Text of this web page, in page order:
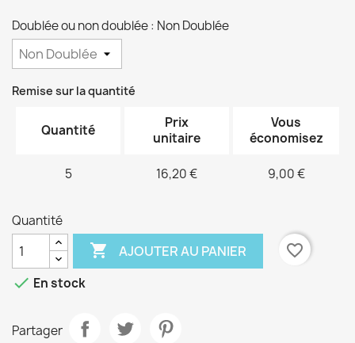
Doublée ou non doublée : Non Doublée
Remise sur la quantité
Quantité
Prix
unitaire
Vous
économisez
5 16,20 € 9,00 €
Quantité
 AJOUTER AU PANIER
favorite_border
 En stock
Partager